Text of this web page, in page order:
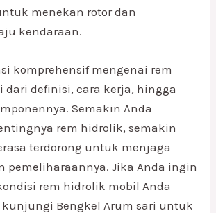
menekan rotor dan
kendaraan.
komprehensif mengenai rem
dari definisi, cara kerja, hingga
Semakin Anda
rem hidrolik, semakin
terdorong untuk menjaga
pemeliharaannya. Jika Anda ingin
rem hidrolik mobil Anda
Bengkel Arum sari untuk